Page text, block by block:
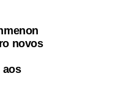
quantidade
distribuídas ao longo
renal, rotina e
novos
aos